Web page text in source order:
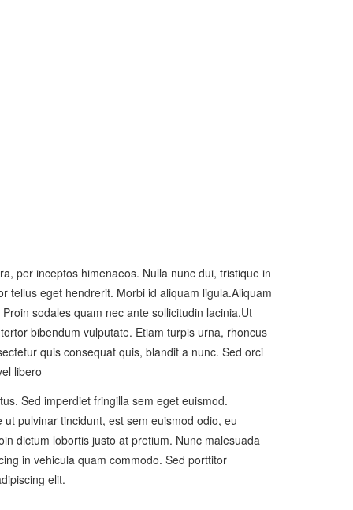
per inceptos himenaeos. Nulla nunc dui, tristique in
tellus eget hendrerit. Morbi id aliquam ligula.Aliquam
sodales quam nec ante sollicitudin lacinia.Ut
bibendum vulputate. Etiam turpis urna, rhoncus
quis consequat quis, blandit a nunc. Sed orci
libero
Sed imperdiet fringilla sem eget euismod.
pulvinar tincidunt, est sem euismod odio, eu
dictum lobortis justo at pretium. Nunc malesuada
in vehicula quam commodo. Sed porttitor
elit.